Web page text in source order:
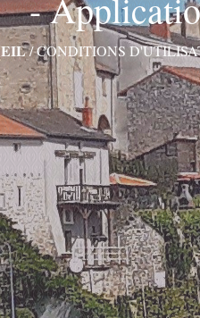
-
/CONDITIONS